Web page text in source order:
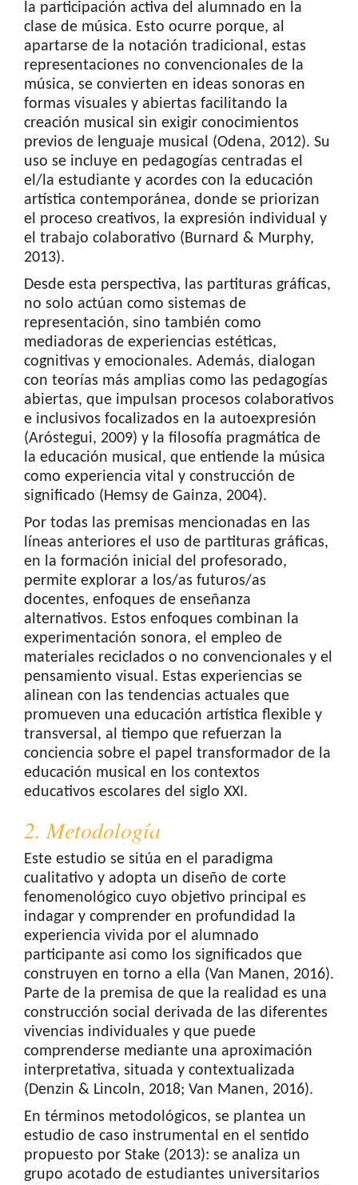
la participación activa del alumnado en la
clase de música. Esto ocurre porque, al
apartarse de la notación tradicional, estas
representaciones no convencionales de la
música, se convierten en ideas sonoras en
formas visuales y abiertas facilitando la
creación musical sin exigir conocimientos
previos de lenguaje musical (Odena, 2012). Su
uso se incluye en pedagogías centradas el
el/la estudiante y acordes con la educación
artística contemporánea, donde se priorizan
el proceso creativos, la expresión individual y
el trabajo colaborativo (Burnard & Murphy,
2013).
Desde esta perspectiva, las partituras gráficas,
no solo actúan como sistemas de
representación, sino también como
mediadoras de experiencias estéticas,
cognitivas y emocionales. Además, dialogan
con teorías más amplias como las pedagogías
abiertas, que impulsan procesos colaborativos
e inclusivos focalizados en la autoexpresión
(Aróstegui, 2009) y la filosofía pragmática de
la educación musical, que entiende la música
como experiencia vital y construcción de
significado (Hemsy de Gainza, 2004).
Por todas las premisas mencionadas en las
líneas anteriores el uso de partituras gráficas,
en la formación inicial del profesorado,
permite explorar a los/as futuros/as
docentes, enfoques de enseñanza
alternativos. Estos enfoques combinan la
experimentación sonora, el empleo de
materiales reciclados o no convencionales y el
pensamiento visual. Estas experiencias se
alinean con las tendencias actuales que
promueven una educación artística flexible y
transversal, al tiempo que refuerzan la
conciencia sobre el papel transformador de la
educación musical en los contextos
educativos escolares del siglo XXI.
2. Metodología
Este estudio se sitúa en el paradigma
cualitativo y adopta un diseño de corte
fenomenológico cuyo objetivo principal es
indagar y comprender en profundidad la
experiencia vivida por el alumnado
participante asi como los significados que
construyen en torno a ella (Van Manen, 2016).
Parte de la premisa de que la realidad es una
construcción social derivada de las diferentes
vivencias individuales y que puede
comprenderse mediante una aproximación
interpretativa, situada y contextualizada
(Denzin & Lincoln, 2018; Van Manen, 2016).
En términos metodológicos, se plantea un
estudio de caso instrumental en el sentido
propuesto por Stake (2013): se analiza un
grupo acotado de estudiantes universitarios